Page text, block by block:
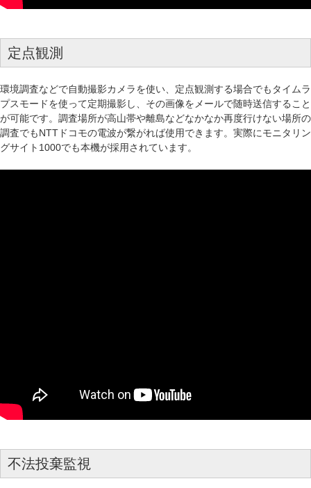
定点観測
環境調査などで自動撮影カメラを使い、定点観測する場合でもタイムラ
プスモードを使って定期撮影し、その画像をメールで随時送信すること
が可能です。調査場所が高山帯や離島などなかなか再度行けない場所の
調査でもNTTドコモの電波が繋がれば使用できます。実際にモニタリン
グサイト1000でも本機が採用されています。
不法投棄監視